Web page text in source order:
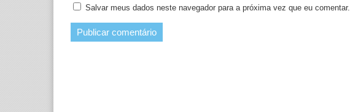
Salvar meus dados neste navegador para a próxima vez que eu comentar.